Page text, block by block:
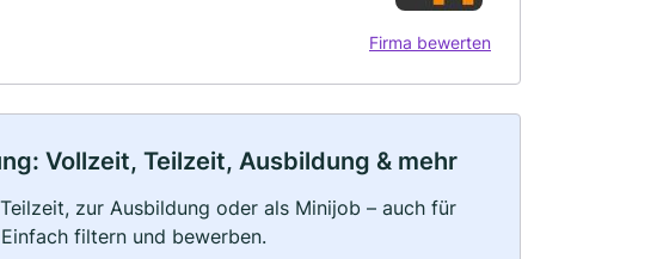
Firma bewerten
Vollzeit, Teilzeit, Ausbildung & mehr
zur Ausbildung oder als Minijob – auch für
filtern und bewerben.